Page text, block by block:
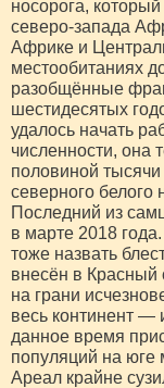
носорога,
северо-запада
Африке и
местообитаниях
разобщённые
шестидесятых
удалось начать
численности, она
половиной
северного белого
Последний из
в марте 2018
тоже назвать
внесён в
на грани
весь континент —
данное время
популяций на юге
Ареал крайне